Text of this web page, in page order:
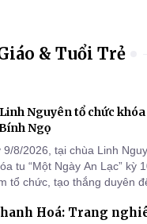
& Tuổi Trẻ
Nguyên tổ chức
Ngọ
9/8/2026, tại chùa Linh
tu “Một Ngày An Lạc” kỳ
tổ chức, tạo thắng duyên
Hoá: Trang